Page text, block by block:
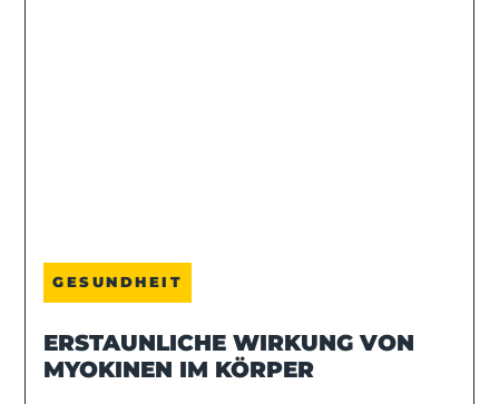
GESUNDHEIT
ERSTAUNLICHE WIRKUNG VON
MYOKINEN IM KÖRPER